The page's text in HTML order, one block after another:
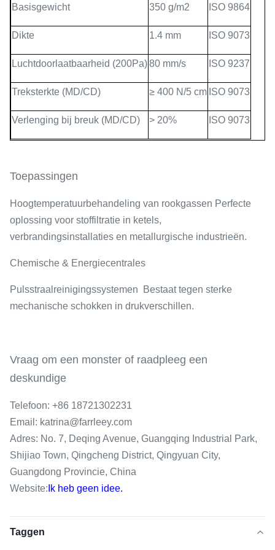
Basisgewicht 350 g/m2 ISO 9864
Dikte 1.4 mm ISO 9073
Luchtdoorlaatbaarheid (200Pa)80 mm/s ISO 9237
Treksterkte (MD/CD) ≥ 400 N/5 cm ISO 9073
Verlenging bij breuk (MD/CD) > 20% ISO 9073
Toepassingen
Hoogtemperatuurbehandeling van rookgassen Perfecte
oplossing voor stoffiltratie in ketels,
verbrandingsinstallaties en metallurgische industrieën.
Chemische & Energiecentrales
Pulsstraalreinigingssystemen ️ Bestaat tegen sterke
mechanische schokken in drukverschillen.
Vraag om een monster of raadpleeg een
deskundige
Telefoon: +86 18721302231
Email: katrina@farrleey.com
Adres: No. 7, Deqing Avenue, Guangqing Industrial Park,
Shijiao Town, Qingcheng District, Qingyuan City,
Guangdong Provincie, China
Website: Ik heb geen idee.
Taggen